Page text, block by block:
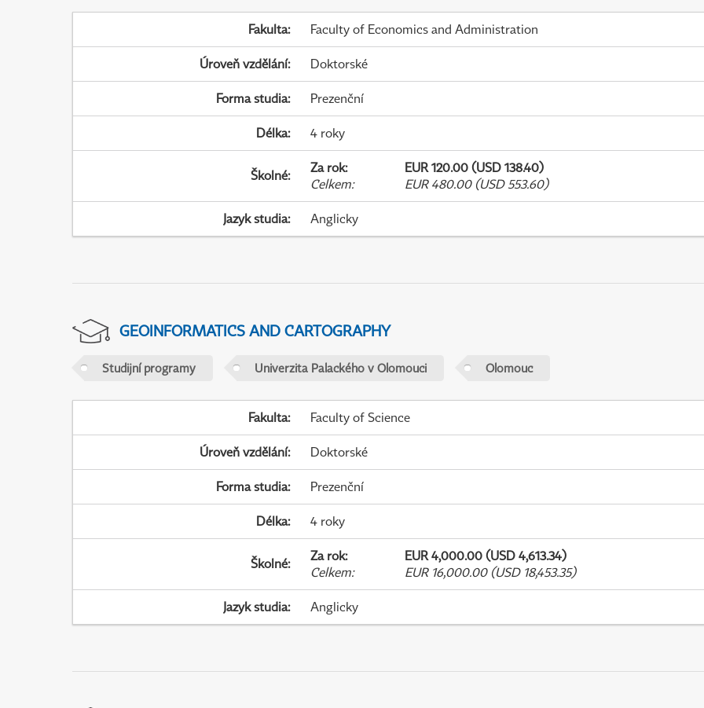
Fakulta: Faculty of Economics and Administration
Úroveň vzdělání: Doktorské
Forma studia: Prezenční
Délka: 4 roky
Školné: Za rok:
EUR 120.00 (USD 138.40)
Celkem: EUR 480.00 (USD 553.60)
Jazyk studia: Anglicky
GEOINFORMATICS AND CARTOGRAPHY
Studijní programy Univerzita Palackého v Olomouci Olomouc
Fakulta: Faculty of Science
Úroveň vzdělání: Doktorské
Forma studia: Prezenční
Délka: 4 roky
Školné: Za rok:
EUR 4,000.00 (USD 4,613.34)
Celkem: EUR 16,000.00 (USD 18,453.35)
Jazyk studia: Anglicky